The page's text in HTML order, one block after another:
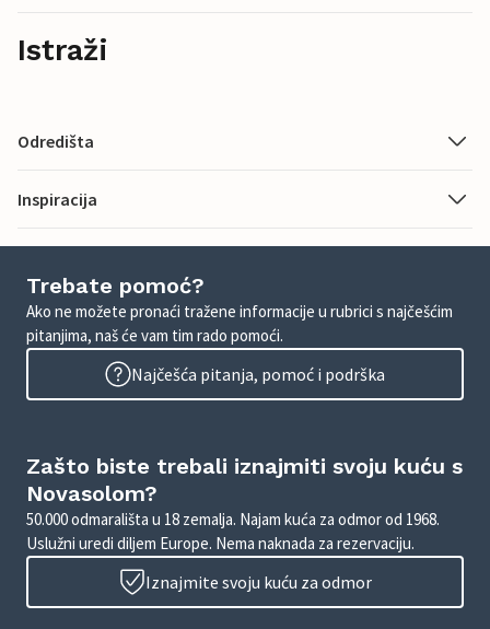
Istraži
Odredišta
Inspiracija
Trebate pomoć?
Ako ne možete pronaći tražene informacije u rubrici s najčešćim
pitanjima, naš će vam tim rado pomoći.
Najčešća pitanja, pomoć i podrška
Zašto biste trebali iznajmiti svoju kuću s
Novasolom?
50.000 odmarališta u 18 zemalja. Najam kuća za odmor od 1968.
Uslužni uredi diljem Europe. Nema naknada za rezervaciju.
Iznajmite svoju kuću za odmor